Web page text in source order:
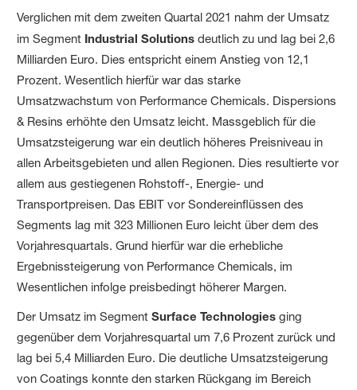
Verglichen mit dem zweiten Quartal 2021 nahm der Umsatz
im Segment Industrial Solutionsdeutlich zu und lag bei 2,6
Milliarden Euro. Dies entspricht einem Anstieg von 12,1
Prozent. Wesentlich hierfür war das starke
Umsatzwachstum von Performance Chemicals. Dispersions
& Resins erhöhte den Umsatz leicht. Massgeblich für die
Umsatzsteigerung war ein deutlich höheres Preisniveau in
allen Arbeitsgebieten und allen Regionen. Dies resultierte vor
allem aus gestiegenen Rohstoff-, Energie- und
Transportpreisen. Das EBIT vor Sondereinflüssen des
Segments lag mit 323 Millionen Euro leicht über dem des
Vorjahresquartals. Grund hierfür war die erhebliche
Ergebnissteigerung von Performance Chemicals, im
Wesentlichen infolge preisbedingt höherer Margen.
Der Umsatz im SegmentSurface Technologiesging
gegenüber dem Vorjahresquartal um 7,6 Prozent zurück und
lag bei 5,4 Milliarden Euro. Die deutliche Umsatzsteigerung
von Coatings konnte den starken Rückgang im Bereich